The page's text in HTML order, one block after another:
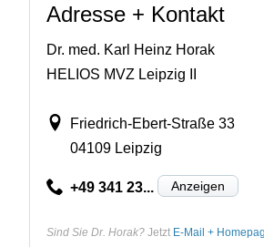
Adresse + Kontakt
Dr. med. Karl Heinz Horak
HELIOS MVZ Leipzig II
Friedrich-Ebert-Straße 33
04109 Leipzig
+49 341 23... Anzeigen
Sind Sie Dr. Horak? Jetzt E-Mail +